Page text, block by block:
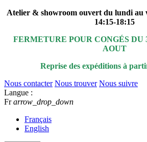
Atelier & showroom ouvert du lundi au
14:15-18:15
FERMETURE POUR CONGÉS DU
AOUT
Reprise des expéditions à
Nous contacter Nous trouver Nous suivre
Langue :
Fr arrow_drop_down
Français
English